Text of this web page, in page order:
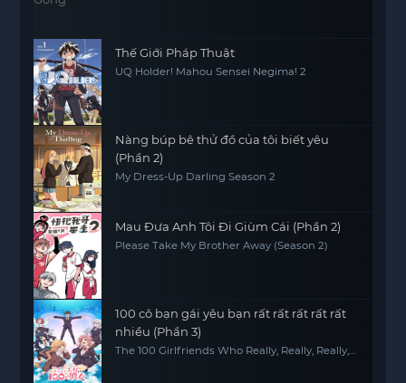
Thế Giới Pháp Thuật
UQ Holder! Mahou Sensei Negima! 2
Nàng búp bê thử đồ của tôi biết yêu
(Phần 2)
My Dress-Up Darling Season 2
Mau Đưa Anh Tôi Đi Giùm Cái (Phần 2)
Please Take My Brother Away (Season 2)
100 cô bạn gái yêu bạn rất rất rất rất rất
nhiều (Phần 3)
The 100 Girlfriends Who Really, Really, Really,